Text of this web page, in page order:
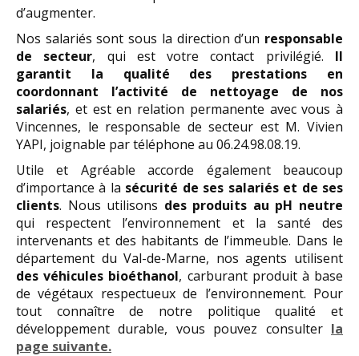
d’augmenter.
Nos salariés sont sous la direction d’un responsable
de secteur, qui est votre contact privilégié. Il
garantit la qualité des prestations en
coordonnant l’activité de nettoyage de nos
salariés, et est en relation permanente avec vous à
Vincennes, le responsable de secteur est M. Vivien
YAPI, joignable par téléphone au 06.24.98.08.19.
Utile et Agréable accorde également beaucoup
d’importance à la sécurité de ses salariés et de ses
clients. Nous utilisons des produits au pH neutre
qui respectent l’environnement et la santé des
intervenants et des habitants de l’immeuble. Dans le
département du Val-de-Marne, nos agents utilisent
des véhicules bioéthanol, carburant produit à base
de végétaux respectueux de l’environnement. Pour
tout connaître de notre politique qualité et
développement durable, vous pouvez consulter la
page suivante.